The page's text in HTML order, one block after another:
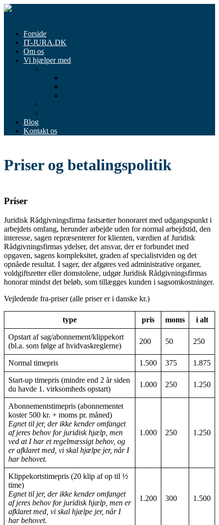
Spring
Forside
IT-JURA.DK
Om os
Vi hjælper med
Blog
Kontakt os
Priser og betalingspolitik
Priser
Juridisk Rådgivningsfirma fastsætter honoraret med udgangspunkt i
arbejdets omfang, herunder arbejde uden for normal arbejdstid, den
interesse, sagen repræsenterer for klienten, værdien af Juridisk
Rådgivningsfirmas ydelser, det ansvar, der er forbundet med
opgaven, sagens kompleksitet, graden af specialistviden og det
opnåede resultat. I sager, der afgøres ved administrative organer,
voldgiftsretter eller domstolene, udgør Juridisk Rådgivningsfirmas
honorar mindst det beløb, som tillægges kunden i sagsomkostninger.
Vejledende fra-priser (alle priser er i danske kr.)
type pris moms i alt
Opstart af sag/abonnement/klippekort
(bl.a. som følge af hvidvaskreglerne)
200 50 250
Normal timepris 1.500 375 1.875
Start-up timepris (mindre end 2 år siden
du havde 1. virksomheds opstart)
1.000 250 1.250
Abonnementstimepris (abonnementet
koster 500 kr. + moms pr. måned)
Egnet til jer, der ikke kender omfanget
af jeres behov for juridisk hjælp, men
ved at I har et regelmæssigt behov, og
er afklaret med, vi skal hjælpe jer, når I
har behovet.
1.000 250 1.250
Klippekortstimepris (20 klip af op til ½
time)
Egnet til jer, der ikke kender omfanget
af jeres behov for juridisk hjælp, men er
afklaret med, vi skal hjælpe jer, når I
har behovet.
1.200 300 1.500